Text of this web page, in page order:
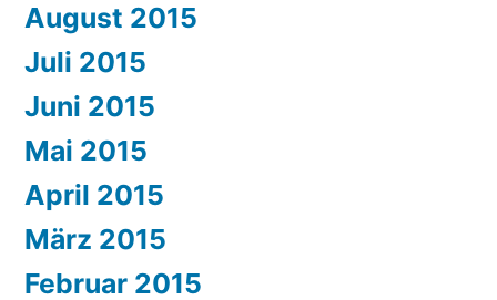
August 2015
Juli 2015
Juni 2015
Mai 2015
April 2015
März 2015
Februar 2015